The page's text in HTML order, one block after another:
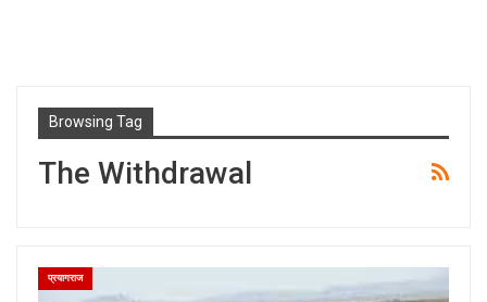
Browsing Tag
The Withdrawal
प्रयागराज